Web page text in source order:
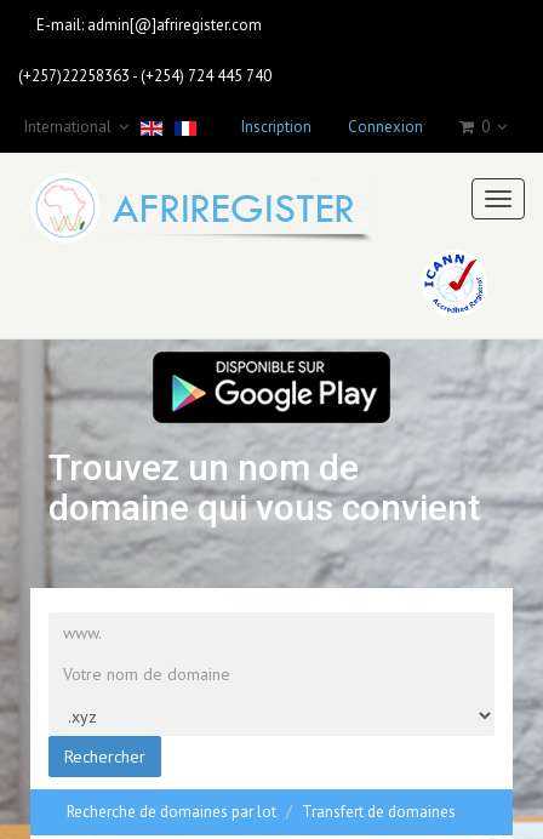
E-mail: admin[@]afriregister.com
(+257)22258363 - (+254) 724 445 740
International Inscription Connexion 0
Trouvez un nom de
domaine qui vous convient
Rechercher
Recherche de domaines par lot Transfert de domaines